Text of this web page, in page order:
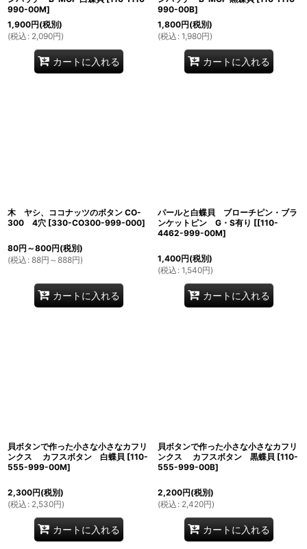
990-00M]
1,900円(税別)
(税込 : 2,090円)
カートに入れる
990-00B]
1,800円(税別)
(税込 : 1,980円)
カートに入れる
木 ヤシ、ココナッツのボタン CO-
300 4穴 [330-CO300-999-000]
80円 ～800円(税別)
(税込 : 88円 ～888円)
カートに入れる
パールと白蝶貝 ブローチピン・ブラ
ンケットピン G・S有り [[110-
4462-999-00M]
1,400円(税別)
(税込 : 1,540円)
カートに入れる
貝ボタンで作った小さな小さなカフリ
ンクス カフスボタン 白蝶貝 [110-
555-999-00M]
2,300円(税別)
(税込 : 2,530円)
カートに入れる
貝ボタンで作った小さな小さなカフリ
ンクス カフスボタン 黒蝶貝 [110-
555-999-00B]
2,200円(税別)
(税込 : 2,420円)
カートに入れる